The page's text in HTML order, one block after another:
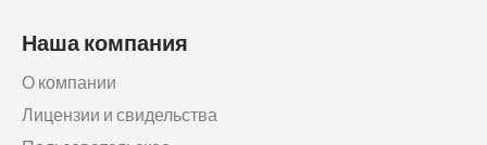
Наша компания
О компании
Лицензии и свидельства